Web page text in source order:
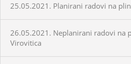
25.05.2021. Planirani radovi na
26.05.2021. Neplanirani radovi na
Virovitica